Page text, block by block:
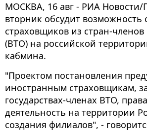
МОСКВА, 16 авг - РИА Новости/
вторник обсудит
страховщиков из стран-
(ВТО) на российской
кабмина.
"Проектом постановления
иностранным страховщикам,
государствах-членах ВТО,
деятельность на территории
создания филиалов", -